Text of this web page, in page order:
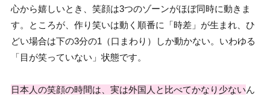
心から嬉しいとき、笑顔は3つのゾーンがほぼ同時に動きま
す。ところが、作り笑いは動く順番に「時差」が生まれ、ひ
どい場合は下の3分の1（口まわり）しか動かない。いわゆる
「目が笑っていない」状態です。
日本人の笑顔の時間は、実は外国人と比べてかなり少ないん